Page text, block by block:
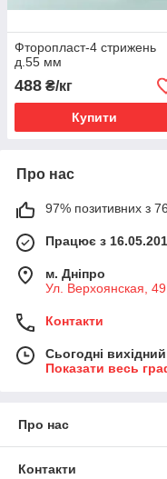
Фторопласт-4 стрижень
д.55 мм
488 ₴/кг
Купити
Про нас
97% позитивних з 76
Працює з
м. Дніпро
Ул. Верхоянская,
Контакти
Сьогодні вихідний
Показати весь
Про нас
Контакти